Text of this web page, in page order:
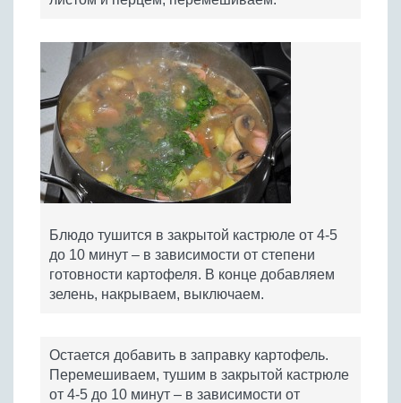
Блюдо тушится в закрытой кастрюле от 4-5
до 10 минут – в зависимости от степени
готовности картофеля. В конце добавляем
зелень, накрываем, выключаем.
Остается добавить в заправку картофель.
Перемешиваем, тушим в закрытой кастрюле
от 4-5 до 10 минут – в зависимости от